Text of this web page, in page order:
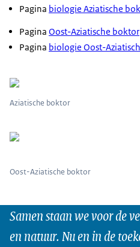
Pagina biologie Aziatische
Pagina Oost-Aziatische boktor
Pagina biologie Oost-
Aziatische boktor
Oost-Aziatische boktor
Samen staan we voor de
en natuur. Nu en in de